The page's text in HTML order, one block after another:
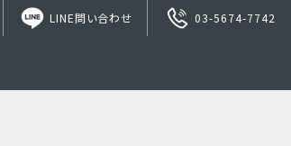
LINE問い合わせ 03-5674-7742